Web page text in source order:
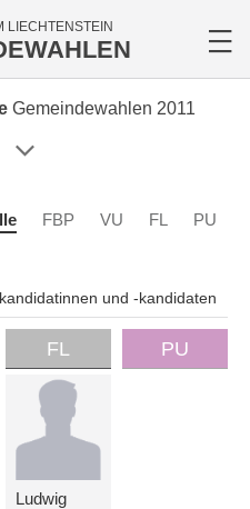
LIECHTENSTEIN
Gemeindewahlen 2011
FBP VU FL PU
und -kandidaten
FL
Ludwig
PU